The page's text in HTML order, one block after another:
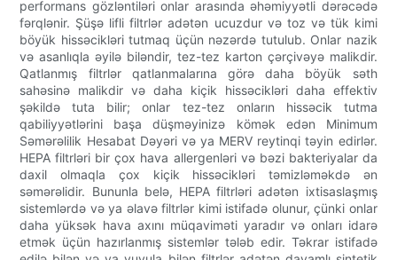
performans gözləntiləri onlar arasında əhəmiyyətli dərəcədə
fərqlənir. Şüşə lifli filtrlər adətən ucuzdur və toz və tük kimi
böyük hissəcikləri tutmaq üçün nəzərdə tutulub. Onlar nazik
və asanlıqla əyilə biləndir, tez-tez karton çərçivəyə malikdir.
Qatlanmış filtrlər qatlanmalarına görə daha böyük səth
sahəsinə malikdir və daha kiçik hissəcikləri daha effektiv
şəkildə tuta bilir; onlar tez-tez onların hissəcik tutma
qabiliyyətlərini başa düşməyinizə kömək edən Minimum
Səmərəlilik Hesabat Dəyəri və ya MERV reytinqi təyin edirlər.
HEPA filtrləri bir çox hava allergenləri və bəzi bakteriyalar da
daxil olmaqla çox kiçik hissəcikləri təmizləməkdə ən
səmərəlidir. Bununla belə, HEPA filtrləri adətən ixtisaslaşmış
sistemlərdə və ya əlavə filtrlər kimi istifadə olunur, çünki onlar
daha yüksək hava axını müqaviməti yaradır və onları idarə
etmək üçün hazırlanmış sistemlər tələb edir. Təkrar istifadə